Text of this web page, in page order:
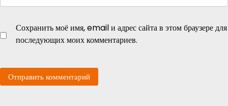
Сохранить моё имя, email и адрес сайта в этом браузере для
последующих моих комментариев.